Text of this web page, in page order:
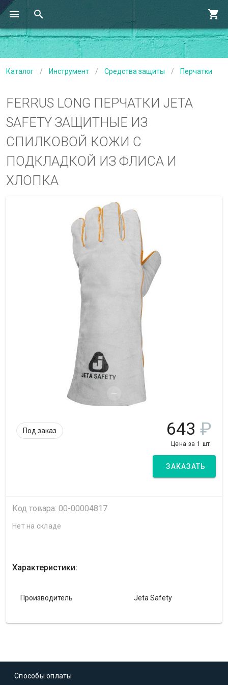
Каталог / Инструмент / Средства защиты / Перчатки
FERRUS LONG ПЕРЧАТКИ JETA
SAFETY ЗАЩИТНЫЕ ИЗ
СПИЛКОВОЙ КОЖИ С
ПОДКЛАДКОЙ ИЗ ФЛИСА И
ХЛОПКА
Под заказ 643 ₽
Цена за 1 шт.
ЗАКАЗАТЬ
Код товара: 00-00004817
Нет на складе
Характеристики:
Производитель Jeta Safety
Способы оплаты